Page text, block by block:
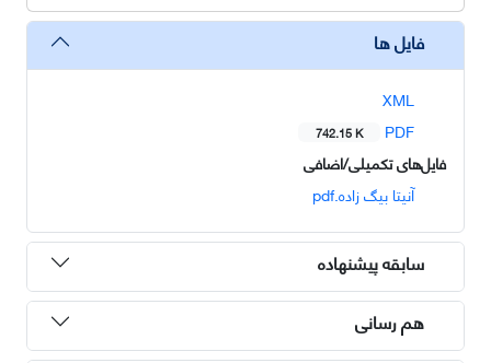
فایل ها
XML
PDF
742.15 K
فایل‌های تکمیلی/اضافی
آنیتا بیگ زاده.pdf
سابقه پیشنهاده
هم رسانی